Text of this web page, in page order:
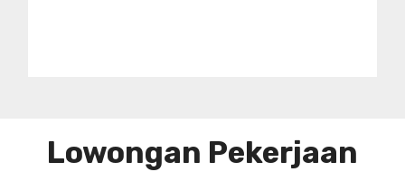
Lowongan Pekerjaan